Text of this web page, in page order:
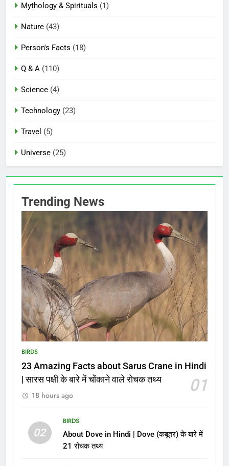
Mythology & Spirituals (1)
Nature (43)
Person's Facts (18)
Q & A (110)
Science (4)
Technology (23)
Travel (5)
Universe (25)
Trending News
BIRDS
23 Amazing Facts about Sarus Crane in Hindi
| सारस पक्षी के बारे में चोंकाने वाले रोचक तथ्य
01
18 hours ago
02
BIRDS
About Dove in Hindi | Dove (कबूतर) के बारे में
21 रोचक तथ्य